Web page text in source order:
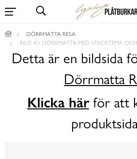
DÖRRMATTA RESA
BILD AV DÖRRMATTA MED STADSTEMA
Detta är en bildsida
Dörrmatta
Klicka härför att